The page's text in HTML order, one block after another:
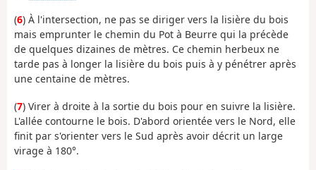
(6) À l'intersection, ne pas se diriger vers la lisière du bois
mais emprunter le chemin du Pot à Beurre qui la précède
de quelques dizaines de mètres. Ce chemin herbeux ne
tarde pas à longer la lisière du bois puis à y pénétrer après
une centaine de mètres.
(7) Virer à droite à la sortie du bois pour en suivre la lisière.
L'allée contourne le bois. D'abord orientée vers le Nord, elle
finit par s'orienter vers le Sud après avoir décrit un large
virage à 180°.